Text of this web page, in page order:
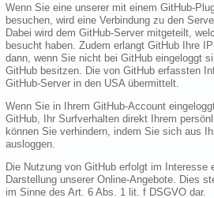
Wenn Sie eine unserer mit einem GitHub-
besuchen, wird eine Verbindung zu den
Dabei wird dem GitHub-Server mitgeteilt,
besucht haben. Zudem erlangt GitHub Ihre
dann, wenn Sie nicht bei GitHub eingeloggt
GitHub besitzen. Die von GitHub erfassten
GitHub-Server in den USA übermittelt.
Wenn Sie in Ihrem GitHub-Account
GitHub, Ihr Surfverhalten direkt Ihrem
können Sie verhindern, indem Sie sich aus
ausloggen.
Die Nutzung von GitHub erfolgt im Interesse
Darstellung unserer Online-Angebote. Dies
im Sinne des Art. 6 Abs. 1 lit. f DSGVO dar.